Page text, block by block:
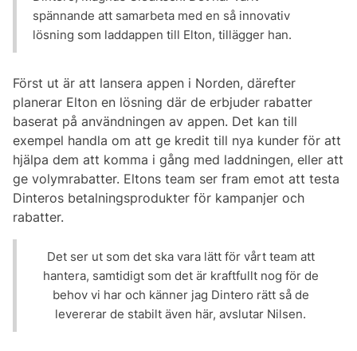
spännande att samarbeta med en så innovativ
lösning som laddappen till Elton, tillägger han.
Först ut är att lansera appen i Norden, därefter
planerar Elton en lösning där de erbjuder rabatter
baserat på användningen av appen. Det kan till
exempel handla om att ge kredit till nya kunder för att
hjälpa dem att komma i gång med laddningen, eller att
ge volymrabatter. Eltons team ser fram emot att testa
Dinteros betalningsprodukter för kampanjer och
rabatter.
Det ser ut som det ska vara lätt för vårt team att
hantera, samtidigt som det är kraftfullt nog för de
behov vi har och känner jag Dintero rätt så de
levererar de stabilt även här, avslutar Nilsen.